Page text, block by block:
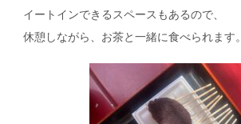
イートインできるスペースもあるので、
休憩しながら、お茶と一緒に食べられます。